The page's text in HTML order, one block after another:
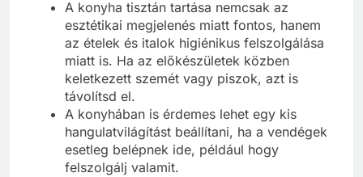
A konyha tisztán tartása nemcsak az
esztétikai megjelenés miatt fontos, hanem
az ételek és italok higiénikus felszolgálása
miatt is. Ha az előkészületek közben
keletkezett szemét vagy piszok, azt is
távolítsd el.
A konyhában is érdemes lehet egy kis
hangulatvilágítást beállítani, ha a vendégek
esetleg belépnek ide, például hogy
felszolgálj valamit.